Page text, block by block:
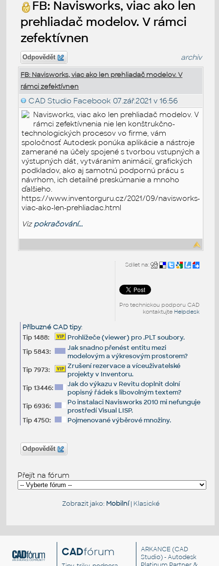
FB: Navisworks, viac ako len
prehliadač modelov. V rámci
zefektívnen
Odpovědět archiv
FB: Navisworks, viac ako len prehliadač modelov. V
rámci zefektívnen
CAD Studio Facebook 07.zář.2021 v 16:56
Navisworks, viac ako len prehliadač modelov. V
rámci zefektívnenia nie len konštrukčno-
technologických procesov vo firme, vám
spoločnosť Autodesk ponúka aplikácie a nástroje
zamerané na účely spojené s tvorbou vstupných a
výstupných dát, vytváraním animácií, grafických
podkladov, ako aj samotnú podpornú prácu s
návrhom, ich detailné preskúmanie a mnoho
ďalšieho.
https://www.inventorguru.cz/2021/09/navisworks-
viac-ako-len-prehliadac.html
Viz pokračování...
Sdílet na:
Pro technickou podporu CAD
kontaktujte Helpdesk
Příbuzné CAD tipy:
Tip 1488:
Prohlížeče (viewer) pro .PLT soubory.
Tip 5843:
Jak snadno přenést entitu mezi
modelovým a výkresovým prostorem?
Tip 7973:
Zrušení rezervace a víceuživatelské
projekty v Inventoru.
Tip 13446:
Jak do výkazu v Revitu doplnit dolní
popisný řádek s libovolným textem?
Tip 6936:
Po instalaci Navisworks 2010 mi nefunguje
prostředí Visual LISP.
Tip 4750:
Pojmenované výběrové množiny.
Odpovědět
Přejít na fórum
Zobrazit jako: Mobilní| Klasické
CADfórum ARKANCE (CAD
Studio) - Autodesk